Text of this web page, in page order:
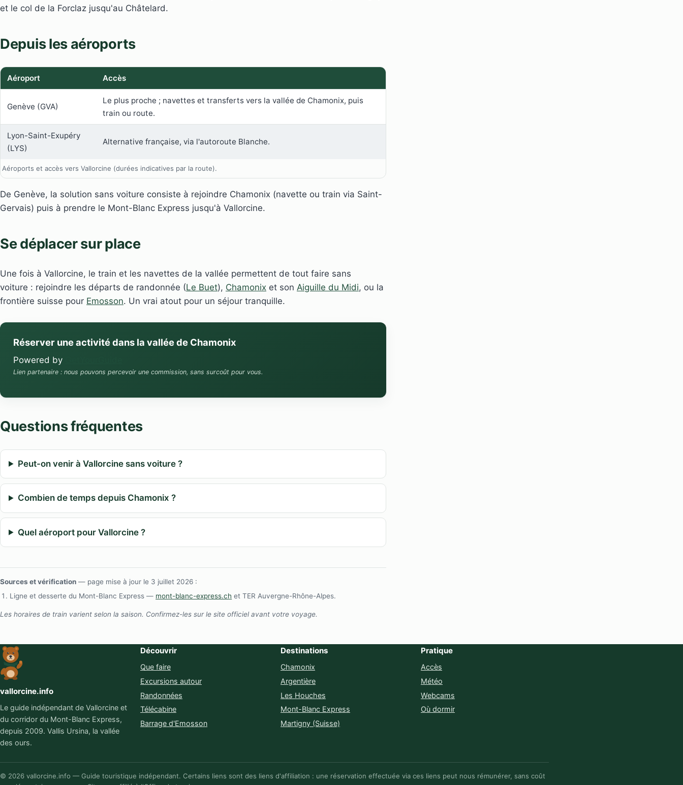
et le col de la Forclaz jusqu'au Châtelard.
Depuis les aéroports
Aéroports et accès vers Vallorcine (durées indicatives par la route).
Aéroport Accès
Genève (GVA)
Le plus proche ; navettes et transferts vers la vallée de Chamonix, puis
train ou route.
Lyon-Saint-Exupéry
(LYS)
Alternative française, via l'autoroute Blanche.
De Genève, la solution sans voiture consiste à rejoindre Chamonix (navette ou train via Saint-
Gervais) puis à prendre le Mont-Blanc Express jusqu'à Vallorcine.
Se déplacer sur place
Une fois à Vallorcine, le train et les navettes de la vallée permettent de tout faire sans
voiture : rejoindre les départs de randonnée (Le Buet), Chamonix et son Aiguille du Midi, ou la
frontière suisse pour Emosson. Un vrai atout pour un séjour tranquille.
Réserver une activité dans la vallée de Chamonix
Powered by
Lien partenaire : nous pouvons percevoir une commission, sans surcoût pour vous.
Questions fréquentes
Peut-on venir à Vallorcine sans voiture ?
Combien de temps depuis Chamonix ?
Quel aéroport pour Vallorcine ?
Sources et vérification — page mise à jour le 3 juillet 2026 :
Ligne et desserte du Mont-Blanc Express — mont-blanc-express.ch et TER Auvergne-Rhône-Alpes.
Les horaires de train varient selon la saison. Confirmez-les sur le site officiel avant votre voyage.
vallorcine.info
Le guide indépendant de Vallorcine et
du corridor du Mont-Blanc Express,
depuis 2009. Vallis Ursina, la vallée
des ours.
Découvrir
Que faire
Excursions autour
Randonnées
Télécabine
Barrage d'Emosson
Destinations
Chamonix
Argentière
Les Houches
Mont-Blanc Express
Martigny (Suisse)
Pratique
Accès
Météo
Webcams
Où dormir
© 2026 vallorcine.info — Guide touristique indépendant. Certains liens sont des liens d'affiliation : une réservation effectuée via ces liens peut nous rémunérer, sans coût